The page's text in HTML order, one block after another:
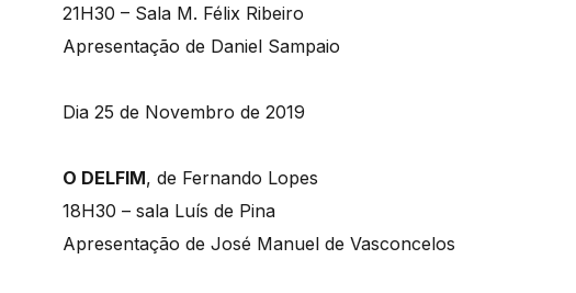
21H30 – Sala M. Félix Ribeiro
Apresentação de Daniel Sampaio
​Dia 25 de Novembro de 2019
O DELFIM, de Fernando Lopes
18H30 – sala Luís de Pina
Apresentação de José Manuel de Vasconcelos